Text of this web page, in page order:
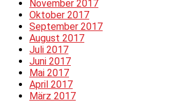
November 2017
Oktober 2017
September 2017
August 2017
Juli 2017
Juni 2017
Mai 2017
April 2017
März 2017